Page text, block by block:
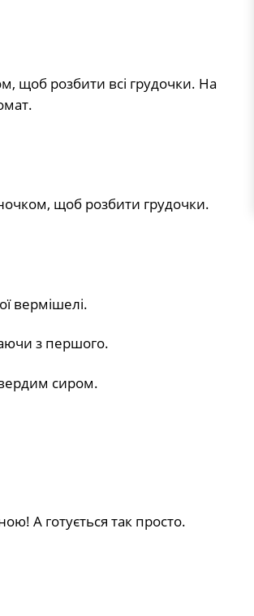
щоб розбити всі грудочки. На
щоб розбити грудочки.
вермішелі.
з першого.
сиром.
А готується так просто.